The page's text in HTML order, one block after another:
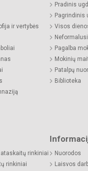
ir vertybės
Pradinis
Pagrindinis
Visos
Pagalba
Mokinių
Patalpų
Biblioteka
rinkiniai
rinkiniai
Nuorodos
Laisvos